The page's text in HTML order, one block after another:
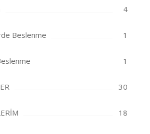
4
Beslenme 1
1
30
18